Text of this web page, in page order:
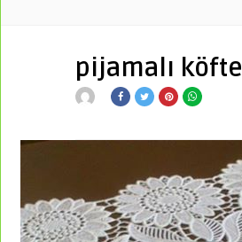
▼
pijamalı köfte